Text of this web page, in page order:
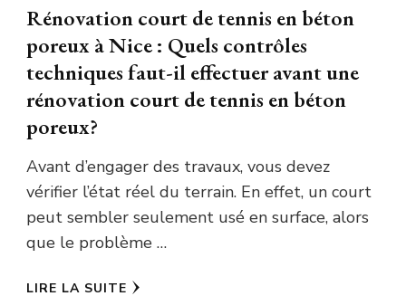
Rénovation court de tennis en béton
poreux à Nice : Quels contrôles
techniques faut-il effectuer avant une
rénovation court de tennis en béton
poreux?
Avant d’engager des travaux, vous devez
vérifier l’état réel du terrain. En effet, un court
peut sembler seulement usé en surface, alors
que le problème …
LIRE LA SUITE